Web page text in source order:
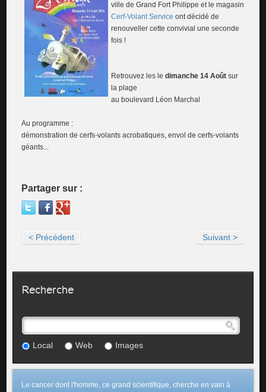
ville de Grand Fort Philippe et le magasin
Cerf-Volant Service ont décidé de
renouveller cette convivial une seconde
fois !
Retrouvez les le dimanche 14 Août sur
la plage
au boulevard Léon Marchal
Au programme :
démonstration de cerfs-volants acrobatiques, envol de cerfs-volants
géants...
Partager sur :
< Précédent Suivant >
Recherche
Local Web Images
Le cancer dont l'homme, ce grand scientifique, cherche en vain à